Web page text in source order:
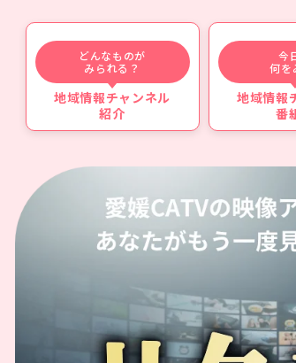
どんなものが
みられる？
地域情報チャンネル
紹介
今
何を
地域情報
番